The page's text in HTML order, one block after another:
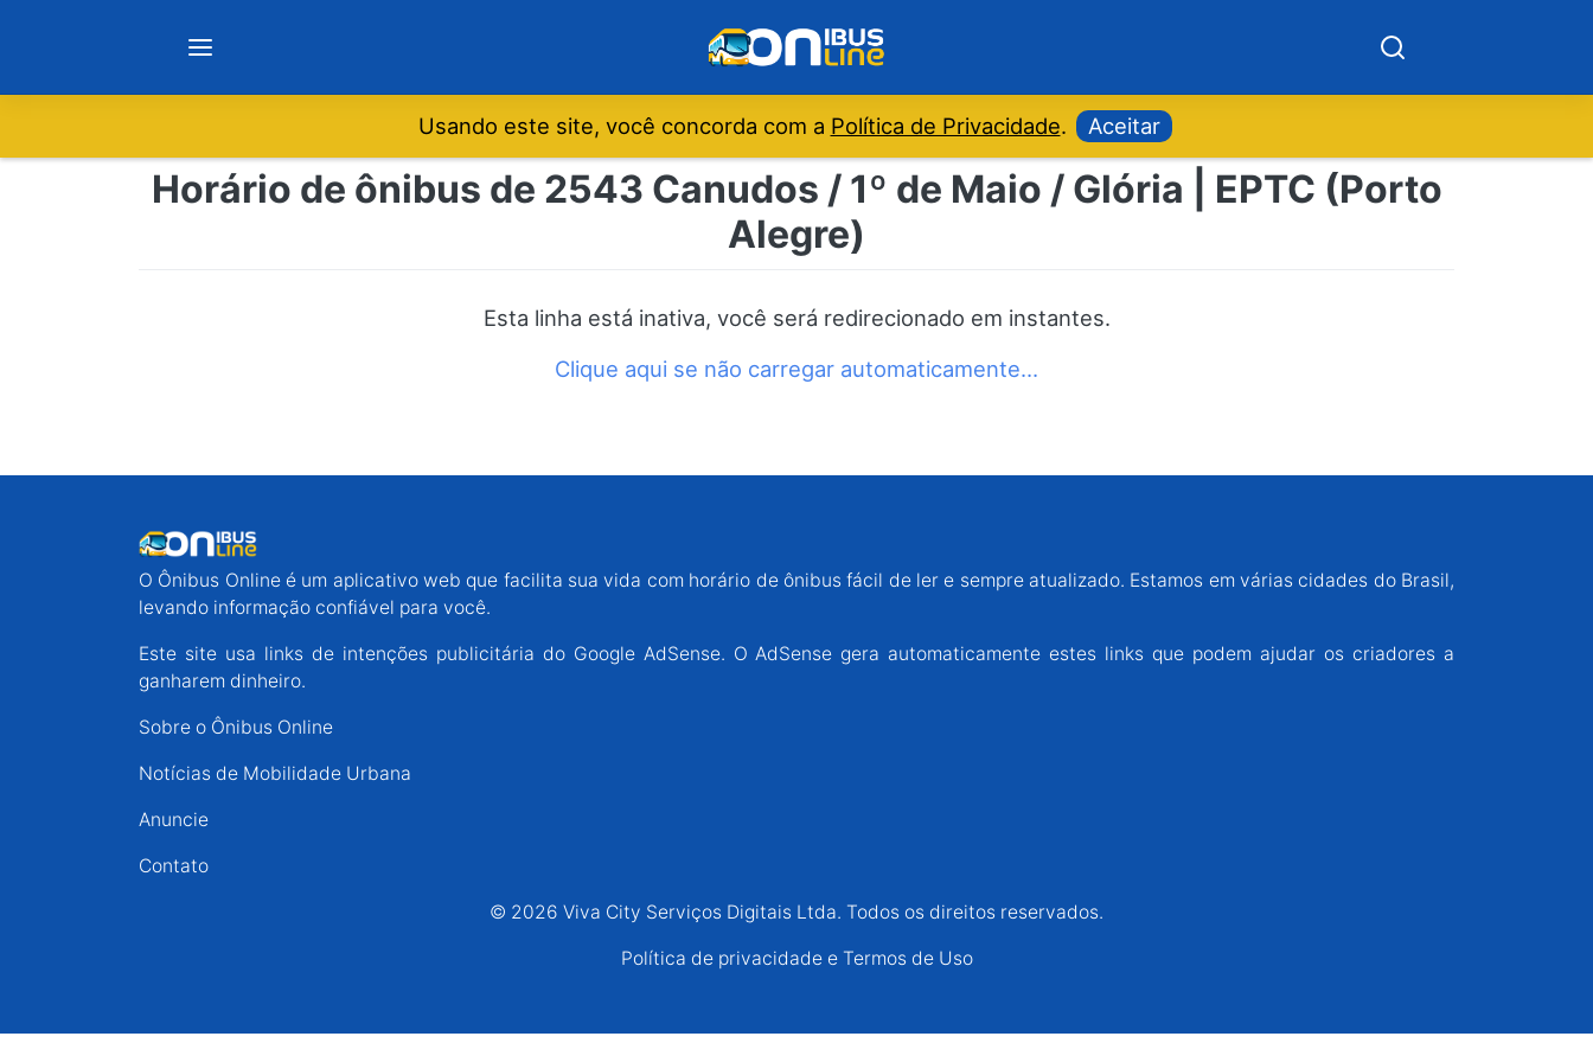
Notícias
Espírito Santo
Paraná
Rio Grande do Sul
Centro-Oeste
Usando este site, você concorda com a Política de Privacidade. Aceitar
Horário de ônibus de 2543 Canudos / 1º de Maio / Glória | EPTC (Porto
Alegre)
Esta linha está inativa, você será redirecionado em instantes.
Clique aqui se não carregar automaticamente…
O Ônibus Online é um aplicativo web que facilita sua vida com horário de ônibus fácil de ler e sempre atualizado. Estamos em várias cidades do Brasil,
levando informação confiável para você.
Este site usa links de intenções publicitária do Google AdSense. O AdSense gera automaticamente estes links que podem ajudar os criadores a
ganharem dinheiro.
Sobre o Ônibus Online
Notícias de Mobilidade Urbana
Anuncie
Contato
© 2026 Viva City Serviços Digitais Ltda. Todos os direitos reservados.
Política de privacidade e Termos de Uso